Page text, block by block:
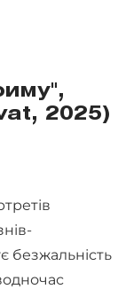
2025)
безжальність